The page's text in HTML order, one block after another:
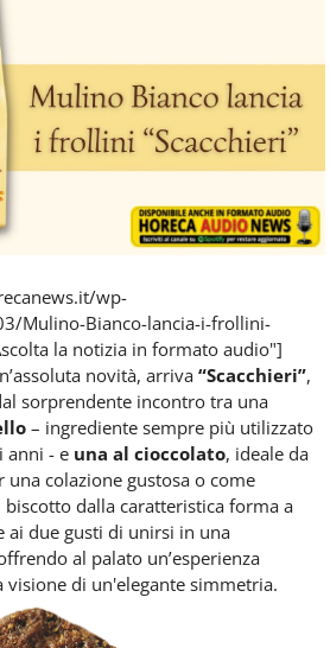
wp-
Mulino-Bianco-lancia-i-frollini-
la notizia in formato audio"]
novità, arriva “Scacchieri”,
sorprendente incontro tra una
– ingrediente sempre più utilizzato
anni - e una al cioccolato, ideale da
colazione gustosa o come
dalla caratteristica forma a
ai due gusti di unirsi in una
al palato un’esperienza
visione di un'elegante simmetria.